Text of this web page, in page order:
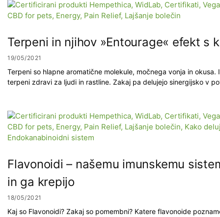
Terpeni in njihov »Entourage« efekt s
19/05/2021
Terpeni so hlapne aromatične molekule, močnega vonja in okusa.
terpeni zdravi za ljudi in rastline. Zakaj pa delujejo sinergijsko v
Flavonoidi – našemu imunskemu
in ga krepijo
18/05/2021
Kaj so Flavonoidi? Zakaj so pomembni? Katere flavonoide